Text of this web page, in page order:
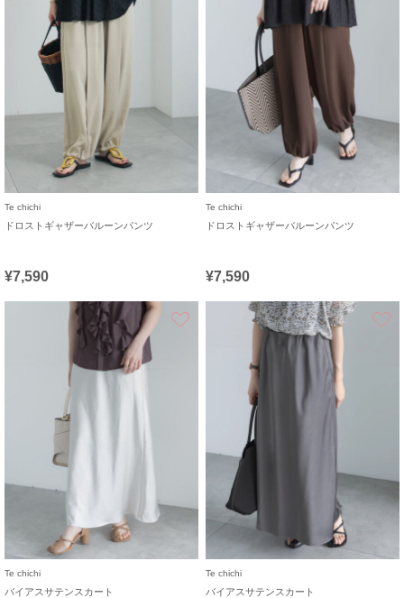
Te chichi
ドロストギャザーバルーンパンツ
¥7,590
Te chichi
ドロストギャザーバルーンパンツ
¥7,590
お気に入り
Te chichi
バイアスサテンスカート
Te chichi
バイアスサテンスカート